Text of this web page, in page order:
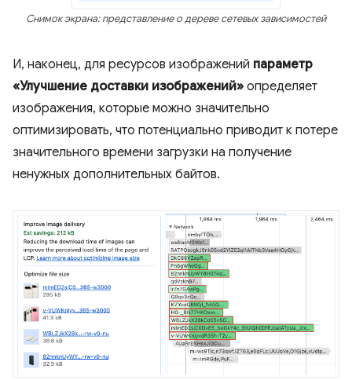
Снимок экрана: представление о дереве сетевых зависимостей
И, наконец, для ресурсов изображений параметр
«Улучшение доставки изображений» определяет
изображения, которые можно значительно
оптимизировать, что потенциально приводит к потере
значительного времени загрузки на получение
ненужных дополнительных байтов.